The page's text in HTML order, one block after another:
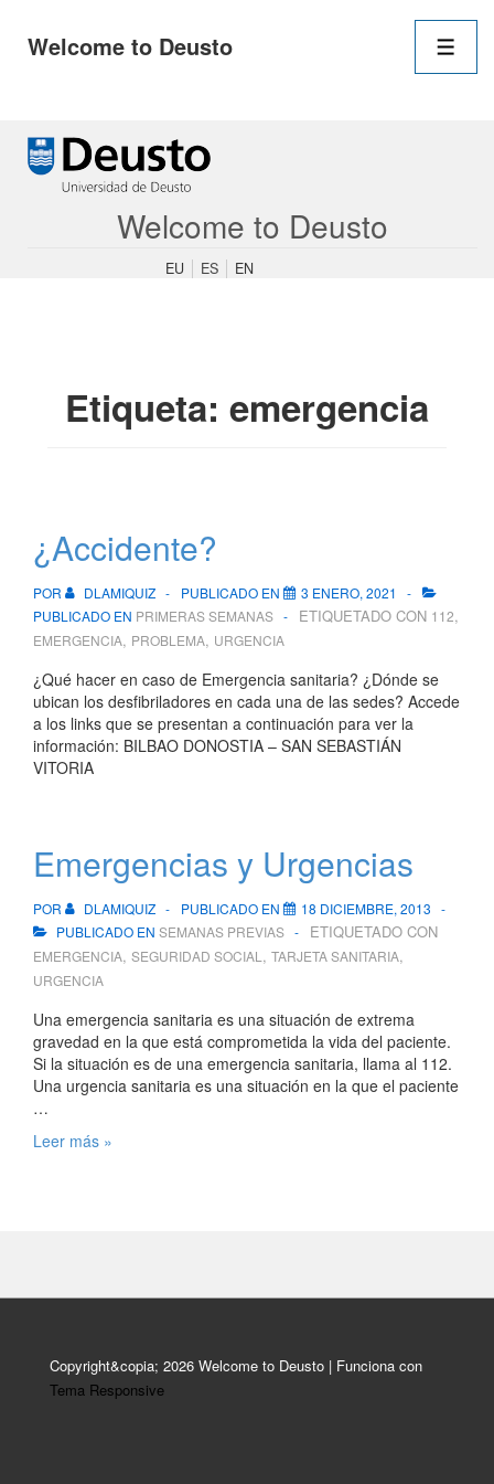
Welcome to Deusto
principal
Saltar
contenido
Welcome to Deusto
EU ES EN
Etiqueta: emergencia
¿Accidente?
POR DLAMIQUIZ PUBLICADO EN
3 ENERO, 2021
PUBLICADO EN PRIMERAS SEMANAS ETIQUETADO CON 112,
EMERGENCIA, PROBLEMA, URGENCIA
¿Qué hacer en caso de Emergencia sanitaria? ¿Dónde se
ubican los desfibriladores en cada una de las sedes? Accede
a los links que se presentan a continuación para ver la
información: BILBAO DONOSTIA – SAN SEBASTIÁN
VITORIA
Emergencias y Urgencias
POR DLAMIQUIZ PUBLICADO EN
18 DICIEMBRE, 2013
PUBLICADO EN SEMANAS PREVIAS ETIQUETADO CON
EMERGENCIA, SEGURIDAD SOCIAL , TARJETA SANITARIA,
URGENCIA
Una emergencia sanitaria es una situación de extrema
gravedad en la que está comprometida la vida del paciente.
Si la situación es de una emergencia sanitaria, llama al 112.
Una urgencia sanitaria es una situación en la que el paciente
…
Emergencias
Leer más »
Copyright&copia; 2026 Welcome to Deusto | Funciona con
Tema Responsive